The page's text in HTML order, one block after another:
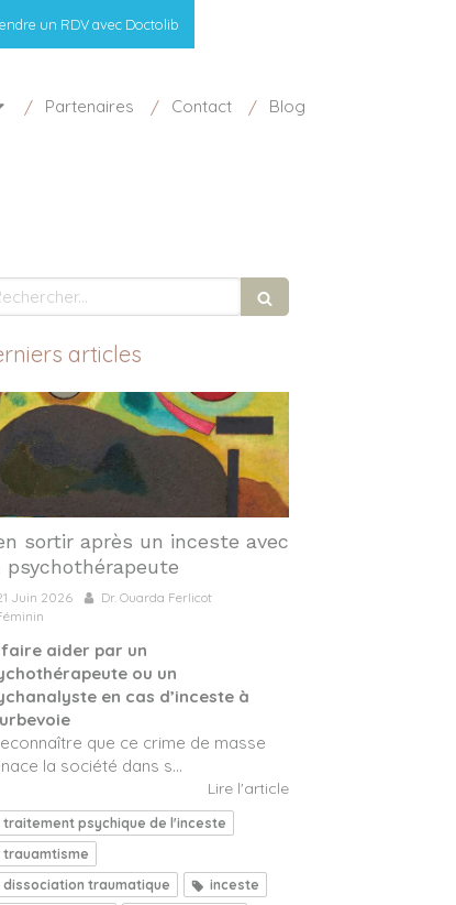
un RDV avec Doctolib
Partenaires Contact Blog
articles
sortir après un inceste avec
psychothérapeute
Juin 2026
Dr. Ouarda Ferlicot
faire aider par un
ou un
en cas d’inceste à
que ce crime de masse
la société dans s...
Lire l'article
traitement psychique de l'inceste
trauamtisme
dissociation traumatique
inceste